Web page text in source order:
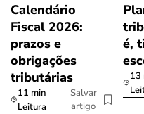
Calendário
Fiscal 2026:
prazos e
obrigações
tributárias
11 min
Leitura
Salvar
artigo
é,
13